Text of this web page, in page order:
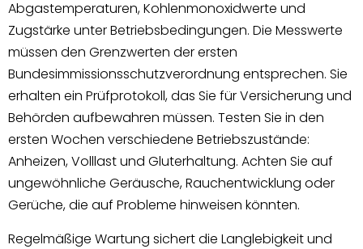
Abgastemperaturen, Kohlenmonoxidwerte und
Zugstärke unter Betriebsbedingungen. Die Messwerte
müssen den Grenzwerten der ersten
Bundesimmissionsschutzverordnung entsprechen. Sie
erhalten ein Prüfprotokoll, das Sie für Versicherung und
Behörden aufbewahren müssen. Testen Sie in den
ersten Wochen verschiedene Betriebszustände:
Anheizen, Volllast und Gluterhaltung. Achten Sie auf
ungewöhnliche Geräusche, Rauchentwicklung oder
Gerüche, die auf Probleme hinweisen könnten.
Regelmäßige Wartung sichert die Langlebigkeit und